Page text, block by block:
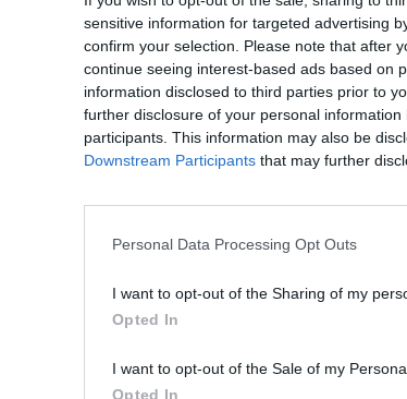
sensitive information for targeted advertising
confirm your selection. Please note that after
continue seeing interest-based ads based on
information disclosed to third parties prior to
further disclosure of your personal
participants. This information may also be
Downstream Participants that may further
Personal Data Processing Opt Outs
I want to opt-out of the Sharing of my
Opted In
I want to opt-out of the Sale of my
Opted In